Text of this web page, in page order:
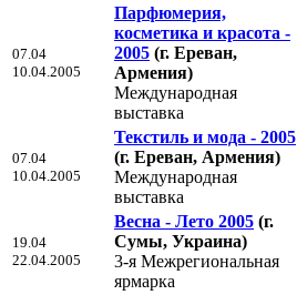
07.04
10.04.2005
Парфюмерия,
косметика и красота -
2005 (г. Ереван,
Армения)
Международная
выставка
07.04
10.04.2005
Текстиль и мода - 2005
(г. Ереван, Армения)
Международная
выставка
19.04
22.04.2005
Весна - Лето 2005 (г.
Сумы, Украина)
3-я Межрегиональная
ярмарка